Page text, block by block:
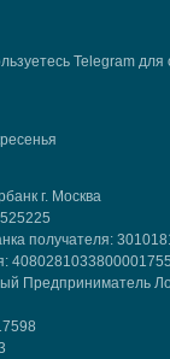
Telegram для
г. Москва
получателя:
Предприниматель